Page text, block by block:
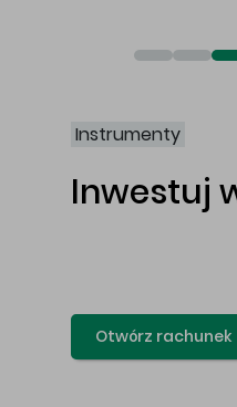
OtwórzOtwórz
Instrumenty
Inwestuj
Otwórz rachunek